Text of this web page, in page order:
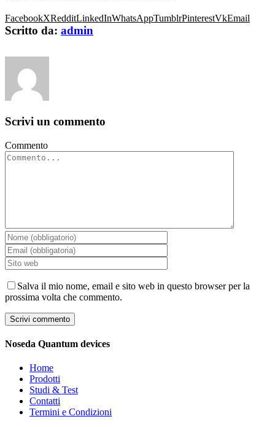
FacebookXRedditLinkedInWhatsAppTumblrPinterestVkEmail
Scritto da: admin
Scrivi un commento
Commento
Salva il mio nome, email e sito web in questo browser per la
prossima volta che commento.
Noseda Quantum devices
Home
Prodotti
Studi & Test
Contatti
Termini e Condizioni